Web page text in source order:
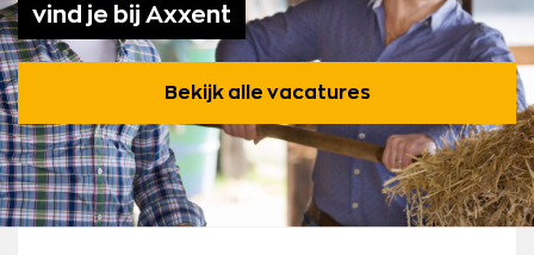
vind je bij Axxent
Bekijk alle vacatures